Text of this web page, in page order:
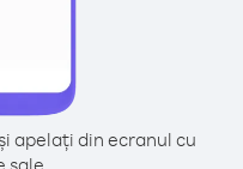
apelați din ecranul cu
sale